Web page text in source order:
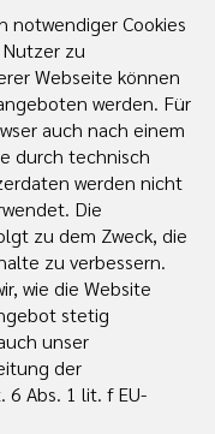
notwendiger Cookies
zu
Webseite können
werden. Für
auch nach einem
durch technisch
werden nicht
Die
zu dem Zweck, die
zu verbessern.
wie die Website
stetig
unser
der
Abs. 1 lit. f EU-